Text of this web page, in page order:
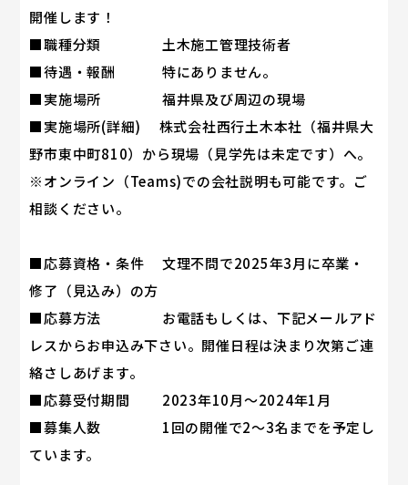
開催します！
■職種分類 土木施工管理技術者
■待遇・報酬 特にありません。
■実施場所 福井県及び周辺の現場
■実施場所(詳細) 株式会社西行土木本社（福井県大
野市東中町810）から現場（見学先は未定です）へ。
※オンライン（Teams)での会社説明も可能です。ご
相談ください。
■応募資格・条件 文理不問で2025年3月に卒業・
修了（見込み）の方
■応募方法 お電話もしくは、下記メールアド
レスからお申込み下さい。開催日程は決まり次第ご連
絡さしあげます。
■応募受付期間 2023年10月～2024年1月
■募集人数 1回の開催で2～3名までを予定し
ています。